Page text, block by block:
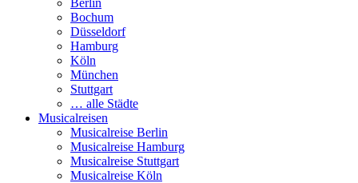
Berlin
Bochum
Düsseldorf
Hamburg
Köln
München
Stuttgart
… alle Städte
Musicalreisen
Musicalreise Berlin
Musicalreise Hamburg
Musicalreise Stuttgart
Musicalreise Köln